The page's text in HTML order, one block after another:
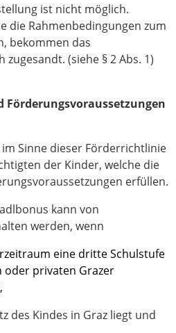
ist nicht möglich.
die Rahmenbedingungen zum
bekommen das
(siehe § 2 Abs. 1)
Förderungsvoraussetzungen
Sinne dieser Förderrichtlinie
der Kinder, welche die
erfüllen.
kann von
werden, wenn
eine dritte Schulstufe
privaten Grazer
des Kindes in Graz liegt und